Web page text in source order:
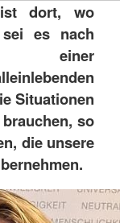
dort, wo
es nach
einer
Situationen
so
die unsere